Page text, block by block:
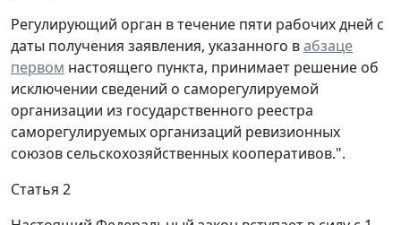
Регулирующий орган в течение пяти рабочих дней с
даты получения заявления, указанного вабзаце
первом настоящего пункта, принимает решение об
исключении сведений о саморегулируемой
организации из государственного реестра
саморегулируемых организаций ревизионных
союзов сельскохозяйственных кооперативов.".
Статья 2